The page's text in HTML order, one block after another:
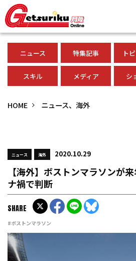
ニュース 特集記事 ト
スキル メディア シ
HOME ニュース、海外
ニュース 海外 2020.10.29
【海外】ボストンマラソンが
ナ禍で判断
#ボストンマラソン
SHARE